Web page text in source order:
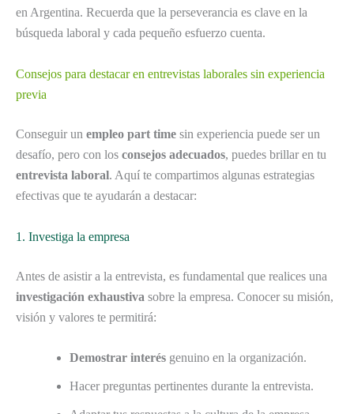
en Argentina. Recuerda que la perseverancia es clave en la
búsqueda laboral y cada pequeño esfuerzo cuenta.
Consejos para destacar en entrevistas laborales sin experiencia
previa
Conseguir un empleo part time sin experiencia puede ser un
desafío, pero con los consejos adecuados, puedes brillar en tu
entrevista laboral. Aquí te compartimos algunas estrategias
efectivas que te ayudarán a destacar:
1. Investiga la empresa
Antes de asistir a la entrevista, es fundamental que realices una
investigación exhaustiva sobre la empresa. Conocer su misión,
visión y valores te permitirá:
Demostrar interés genuino en la organización.
Hacer preguntas pertinentes durante la entrevista.